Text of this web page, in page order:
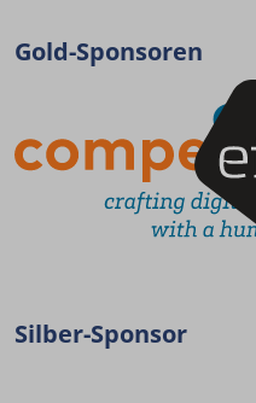
Gold-Sponsoren
Silber-Sponsor